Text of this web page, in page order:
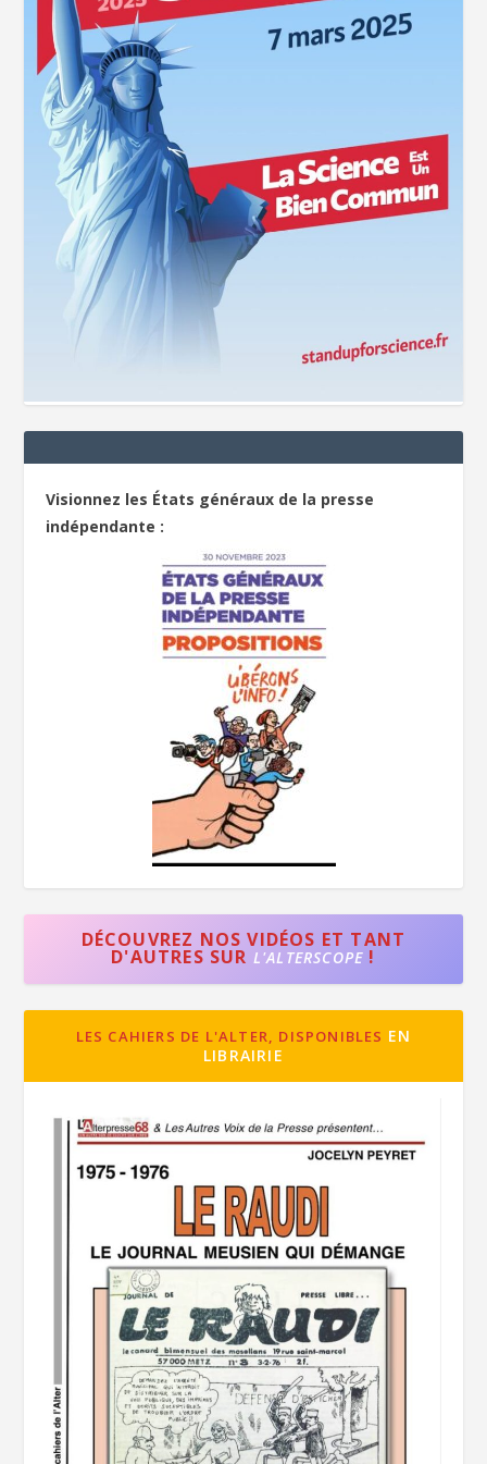
Visionnez les États généraux de la presse
indépendante :
DÉCOUVREZ NOS VIDÉOS ET TANT
D'AUTRES SUR L'ALTERSCOPE !
LES CAHIERS DE L'ALTER, DISPONIBLES EN
LIBRAIRIE